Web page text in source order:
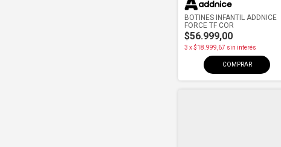
BOTINES INFANTIL ADDNICE
FORCE TF COR
$56.999,00
3 x$18.999,67 sin interés
COMPRAR